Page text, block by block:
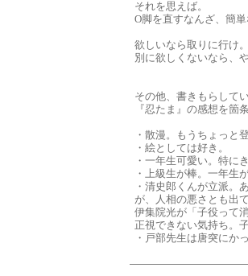
それを思えば。
O脚を直すなんざ、簡単
欲しいなら取りに行け。
別に欲しくないなら、
その他、書きもらして
『忍たま』の感想を箇
・散漫。もうちょっと
・絵としては好き。
・一年生可愛い。特に
・上級生が棒。一年生
・清史郎くんが立派。
が、人相の悪さとも出
伊集院光が「子役って
正視できない気持ち。
・戸部先生は唐突に